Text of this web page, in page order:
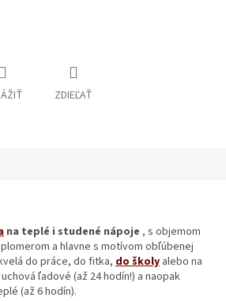
ZDIEĽAŤ
na teplé i studené nápoje , s objemom
a hlavne s motívom obľúbenej
do práce, do fitka, do školy alebo na
ľadové (až 24 hodín!) a naopak
(až 6 hodín).